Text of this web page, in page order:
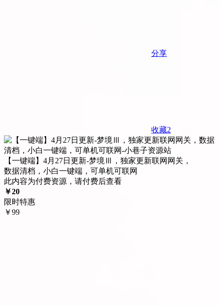
分享
收藏2
【一键端】4月27日更新-梦境Ⅲ，独家更新联网网关，
数据清档，小白一键端，可单机可联网
此内容为付费资源，请付费后查看
￥20
限时特惠
￥99